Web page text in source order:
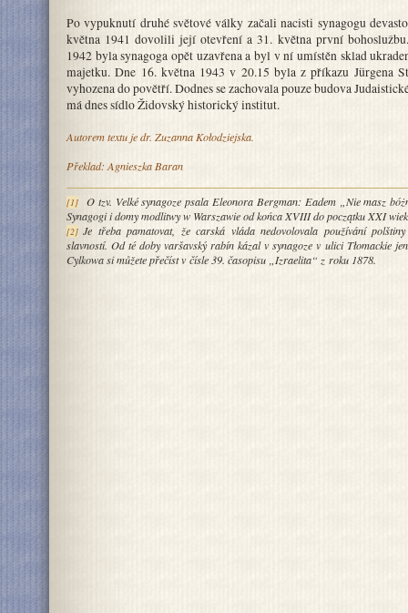
Po vypuknutí druhé světové války začali nacisti synagogu
května 1941 dovolili její otevření a 31. května první
1942 byla synagoga opět uzavřena a byl v ní umístěn sklad
majetku. Dne 16. května 1943 v 20.15 byla z příkazu Jürgena
vyhozena do povětří. Dodnes se zachovala pouze budova
má dnes sídlo Židovský historický institut.
Autorem textu je dr. Zuzanna Kołodziejska.
Překlad: Agnieszka Baran
[1]
O tzv. Velké synagoze psala Eleonora Bergman: Eadem „Nie masz
Synagogi i domy modlitwy w Warszawie od końca XVIII do początku XXI
[2] Je třeba pamatovat, že carská vláda nedovolovala používání
slavností. Od té doby varšavský rabín kázal v synagoze v ulici Tłomackie
Cylkowa si můžete přečíst v čísle 39. časopisu „Izraelita“ z roku 1878.